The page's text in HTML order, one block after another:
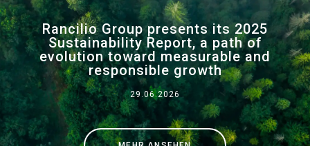
Rancilio Group presents its 2025
Sustainability Report, a path of
evolution toward measurable and
responsible growth
29.06.2026
Our brands
Gruppe
Nachrichten